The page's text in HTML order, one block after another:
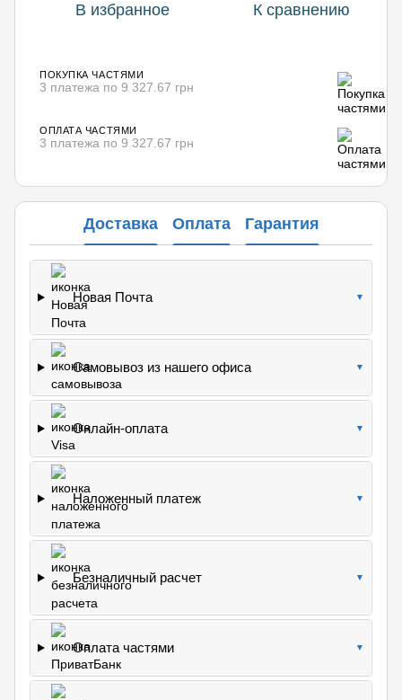
В избранное К сравнению
ПОКУПКА ЧАСТЯМИ
3 платежа по 9 327.67 грн
ОПЛАТА ЧАСТЯМИ
3 платежа по 9 327.67 грн
Доставка Оплата Гарантия
Новая Почта ▼
Самовывоз из нашего офиса ▼
Онлайн-оплата ▼
Наложенный платеж ▼
Безналичный расчет ▼
Оплата частями ▼